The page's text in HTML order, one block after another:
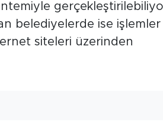
belediyelerde ise işlemler
siteleri üzerinden